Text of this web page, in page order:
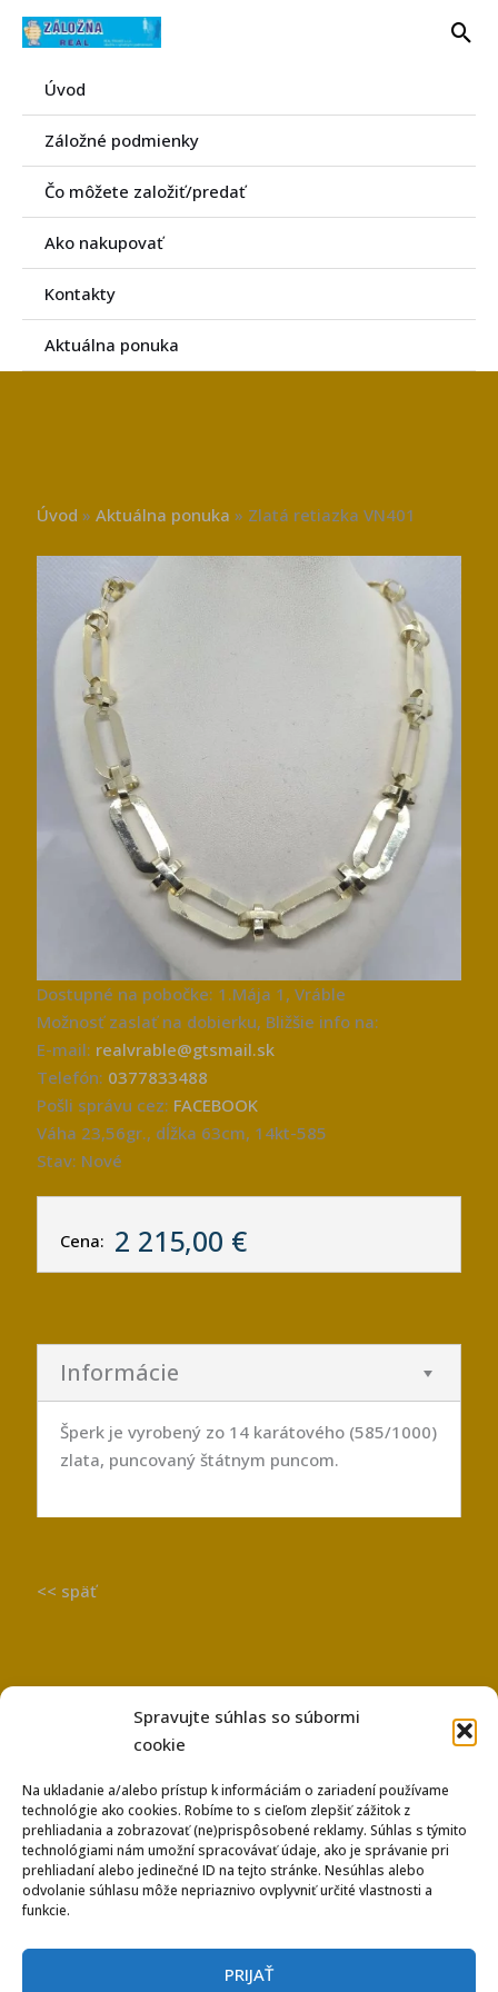
Spravujte súhlas so súbormi
cookie
Na ukladanie a/alebo prístup k informáciám o zariadení používame
technológie ako cookies. Robíme to s cieľom zlepšiť zážitok z
prehliadania a zobrazovať (ne)prispôsobené reklamy. Súhlas s týmito
technológiami nám umožní spracovávať údaje, ako je správanie pri
prehliadaní alebo jedinečné ID na tejto stránke. Nesúhlas alebo
odvolanie súhlasu môže nepriaznivo ovplyvniť určité vlastnosti a
funkcie.
PRIJAŤ
Preskočiť
Úvod
Záložné podmienky
Čo môžete založiť/predať
Ako nakupovať
Kontakty
Aktuálna ponuka
Úvod »Aktuálna ponuka » Zlatá retiazka VN401
Dostupné na pobočke: 1.Mája 1, Vráble
Možnosť zaslať na dobierku, Bližšie info na:
E-mail: realvrable@gtsmail.sk
Telefón: 0377833488
Pošli správu cez: FACEBOOK
Váha 23,56gr., dĺžka 63cm, 14kt-585
Stav: Nové
Cena: 2 215,00 €
Informácie
Šperk je vyrobený zo 14 karátového (585/1000)
zlata, puncovaný štátnym puncom.
<< späť
Používanie súborov Cookies
Ochrana osobných údajov